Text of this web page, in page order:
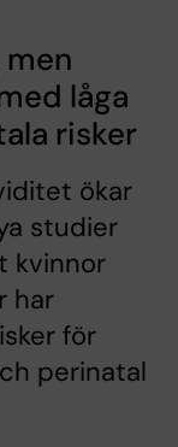
låga
risker
ökar
studier
kvinnor
har
för
perinatal